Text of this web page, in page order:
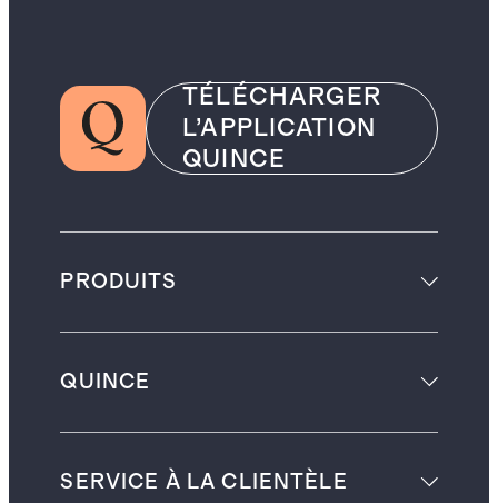
TÉLÉCHARGER
L’APPLICATION
QUINCE
PRODUITS
QUINCE
SERVICE À LA CLIENTÈLE